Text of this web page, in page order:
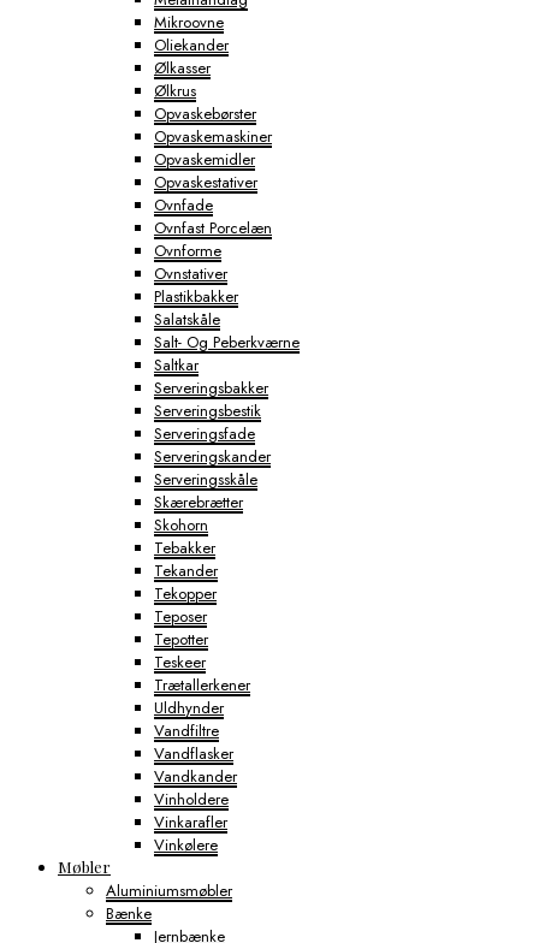
Mikroovne
Oliekander
Ølkasser
Ølkrus
Opvaskebørster
Opvaskemaskiner
Opvaskemidler
Opvaskestativer
Ovnfade
Ovnfast Porcelæn
Ovnforme
Ovnstativer
Plastikbakker
Salatskåle
Salt- Og Peberkværne
Saltkar
Serveringsbakker
Serveringsbestik
Serveringsfade
Serveringskander
Serveringsskåle
Skærebrætter
Skohorn
Tebakker
Tekander
Tekopper
Teposer
Tepotter
Teskeer
Trætallerkener
Uldhynder
Vandfiltre
Vandflasker
Vandkander
Vinholdere
Vinkarafler
Vinkølere
Møbler
Aluminiumsmøbler
Bænke
Jernbænke